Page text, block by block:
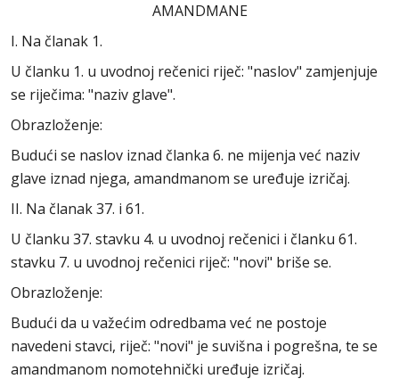
AMANDMANE
I. Na članak 1.
U članku 1. u uvodnoj rečenici riječ: "naslov" zamjenjuje
se riječima: "naziv glave".
Obrazloženje:
Budući se naslov iznad članka 6. ne mijenja već naziv
glave iznad njega, amandmanom se uređuje izričaj.
II. Na članak 37. i 61.
U članku 37. stavku 4. u uvodnoj rečenici i članku 61.
stavku 7. u uvodnoj rečenici riječ: "novi" briše se.
Obrazloženje:
Budući da u važećim odredbama već ne postoje
navedeni stavci, riječ: "novi" je suvišna i pogrešna, te se
amandmanom nomotehnički uređuje izričaj.